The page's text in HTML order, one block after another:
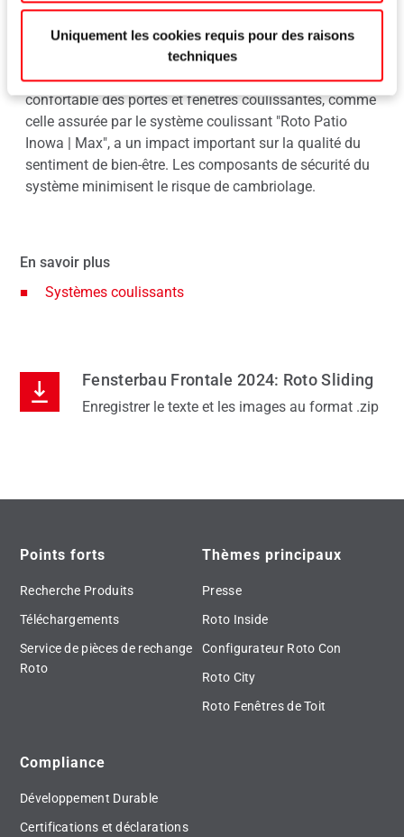
Uniquement les cookies requis pour des raisons
techniques
Une maison loin de chez soi : les hôtels ne peuvent
avoir du succès à long terme que si leurs clients se
sentent à l'aise et en sécurité. L'utilisation intuitive et
confortable des portes et fenêtres coulissantes, comme
celle assurée par le système coulissant "Roto Patio
Inowa | Max", a un impact important sur la qualité du
sentiment de bien-être. Les composants de sécurité du
système minimisent le risque de cambriolage.
En savoir plus
Systèmes coulissants
Fensterbau Frontale 2024: Roto Sliding
Enregistrer le texte et les images au format .zip
Points forts
Recherche Produits
Téléchargements
Service de pièces de rechange
Roto
Thèmes principaux
Presse
Roto Inside
Configurateur Roto Con
Roto City
Roto Fenêtres de Toit
Compliance
Développement Durable
Certifications et déclarations